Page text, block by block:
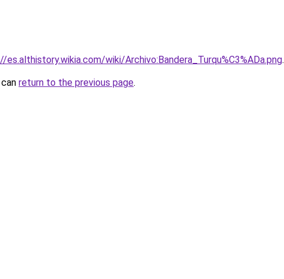
es.althistory.wikia.com/wiki/Archivo:Bandera_Turqu%C3%ADa.png.
return to the previous page.